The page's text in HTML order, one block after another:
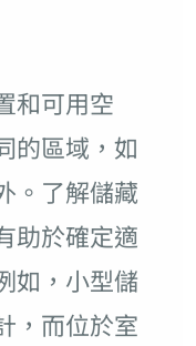
和可用空
的區域，如
。了解儲藏
助於確定適
如，小型儲
，而位於室